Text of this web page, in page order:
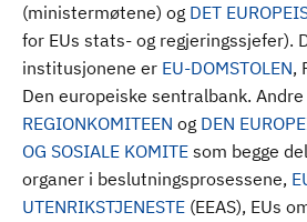
(ministermøtene) og DET
for EUs stats- og regjeringssjefer).
institusjonene er EU-DOMSTOLEN,
Den europeiske sentralbank.
REGIONKOMITEEN og DEN
OG SOSIALE KOMITE som begge
organer i beslutningsprosessene,
UTENRIKSTJENESTE (EEAS), EUs